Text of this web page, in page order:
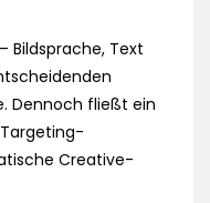
Bildsprache, Text
Dennoch fließt ein
Creative-